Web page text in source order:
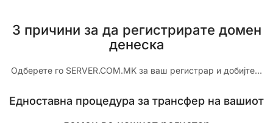
3 причини за да регистрирате домен
денеска
Одберете го SERVER.COM.MK за ваш регистрар и добијте…
Едноставна процедура за трансфер на вашиот